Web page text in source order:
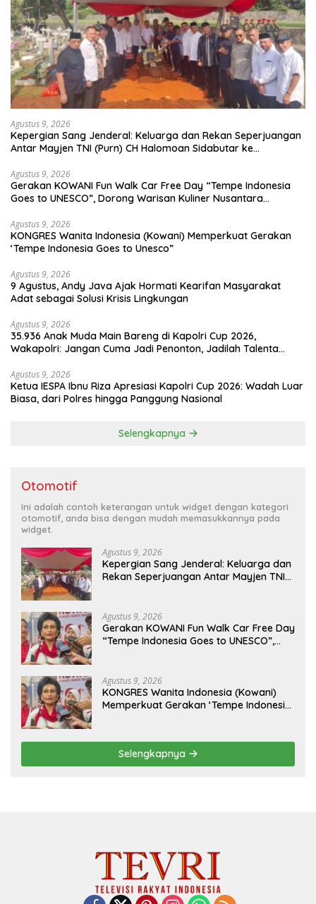
Agustus 9, 2026
Kepergian Sang Jenderal: Keluarga dan Rekan Seperjuangan
Antar Mayjen TNI (Purn) CH Halomoan Sidabutar ke
Agustus 9, 2026
Gerakan KOWANI Fun Walk Car Free Day “Tempe Indonesia
Goes to UNESCO”, Dorong Warisan Kuliner Nusantara
Agustus 9, 2026
KONGRES Wanita Indonesia (Kowani) Memperkuat Gerakan
‘Tempe Indonesia Goes to Unesco”
Agustus 9, 2026
9 Agustus, Andy Java Ajak Hormati Kearifan Masyarakat
Adat sebagai Solusi Krisis Lingkungan
Agustus 9, 2026
35.936 Anak Muda Main Bareng di Kapolri Cup 2026,
Wakapolri: Jangan Cuma Jadi Penonton, Jadilah Talenta
Agustus 9, 2026
Ketua IESPA Ibnu Riza Apresiasi Kapolri Cup 2026: Wadah Luar
Biasa, dari Polres hingga Panggung Nasional
Selengkapnya
Otomotif
Ini adalah contoh keterangan untuk widget dengan kategori
otomotif, anda bisa dengan mudah memasukkannya pada
widget.
Agustus 9, 2026
Kepergian Sang Jenderal: Keluarga dan
Rekan Seperjuangan Antar Mayjen TNI
Agustus 9, 2026
Gerakan KOWANI Fun Walk Car Free Day
“Tempe Indonesia Goes to UNESCO”,
Agustus 9, 2026
KONGRES Wanita Indonesia (Kowani)
Memperkuat Gerakan ‘Tempe Indonesia
Selengkapnya